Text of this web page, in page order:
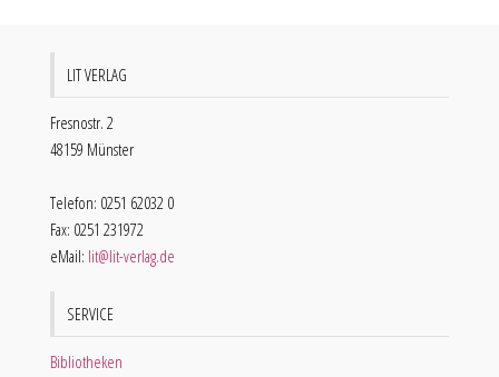
LIT VERLAG
Fresnostr. 2
48159 Münster
Telefon: 0251 62032 0
Fax: 0251 231972
eMail: lit@lit-verlag.de
SERVICE
Bibliotheken